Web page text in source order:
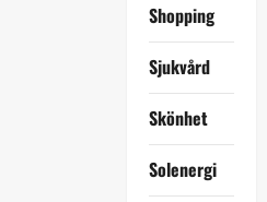
Shopping
Sjukvård
Skönhet
Solenergi